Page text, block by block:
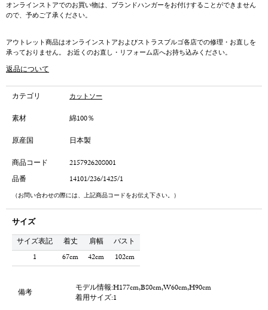
オンラインストアでのお買い物は、ブランドハンガーをお付けすることができません
ので、予めご了承ください。
アウトレット商品はオンラインストアおよびストラスブルゴ各店での修理・お直しを
承っておりません。 お近くのお直し・リフォーム店へお持ち込みください。
返品について
カテゴリ カットソー
素材
綿100％
原産国
日本製
商品コード
2157926208001
品番
14101/236/1425/1
（お問い合わせの際には、上記商品コードをお伝え下さい。）
サイズ
サイズ表記 着丈 肩幅
バスト
1
67cm 42cm 102cm
備考
モデル情報:H177cm,B80cm,W60cm,H90cm
着用サイズ:1